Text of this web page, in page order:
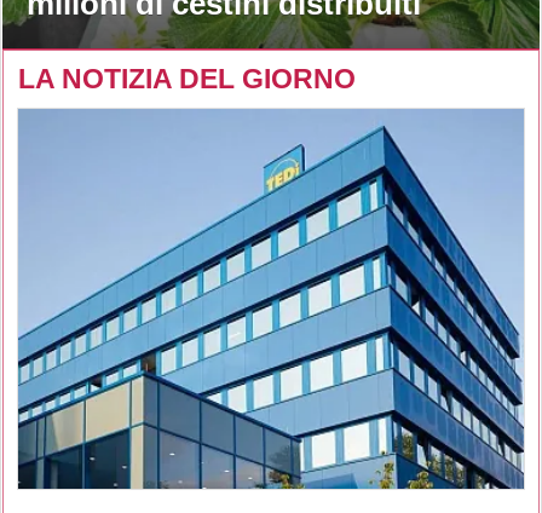
LA NOTIZIA DEL GIORNO